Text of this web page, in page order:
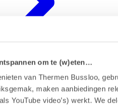
om te (w)eten…
van Thermen Bussloo,
maken aanbiedingen
YouTube video’s) werkt. We
reserveren